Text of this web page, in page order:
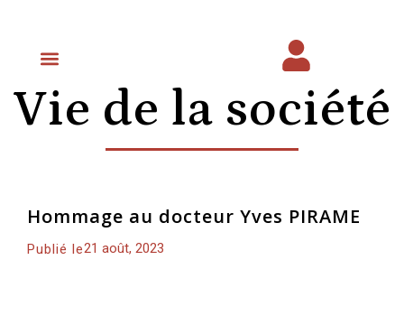
Vie de la société
Hommage au docteur Yves PIRAME
Publié le21 août, 2023